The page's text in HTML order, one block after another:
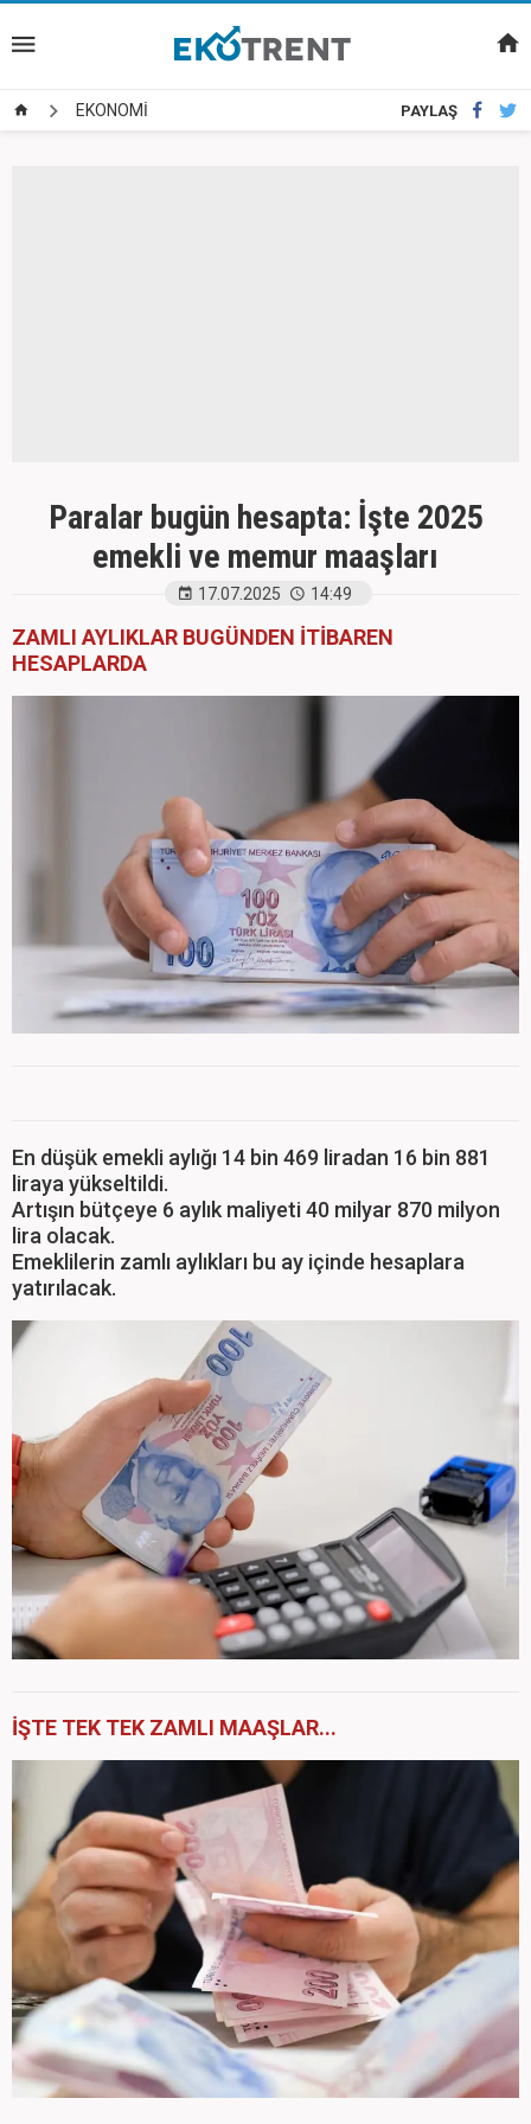
EKONOMİ PAYLAŞ
Paralar bugün hesapta: İşte 2025
emekli ve memur maaşları
17.07.2025 14:49
ZAMLI AYLIKLAR BUGÜNDEN İTİBAREN
HESAPLARDA
En düşük emekli aylığı 14 bin 469 liradan 16 bin 881
liraya yükseltildi.
Artışın bütçeye 6 aylık maliyeti 40 milyar 870 milyon
lira olacak.
Emeklilerin zamlı aylıkları bu ay içinde hesaplara
yatırılacak.
İŞTE TEK TEK ZAMLI MAAŞLAR...